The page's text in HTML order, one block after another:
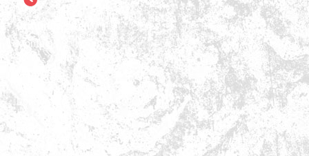
Öffnungszeiten
Montag:
17:15 - 21:00 Uhr
Mittwoch:
17:30 - 21:00 Uhr
Donnerstag:
17:15 - 18:45 Uhr
17:30 - 21:00 Uhr